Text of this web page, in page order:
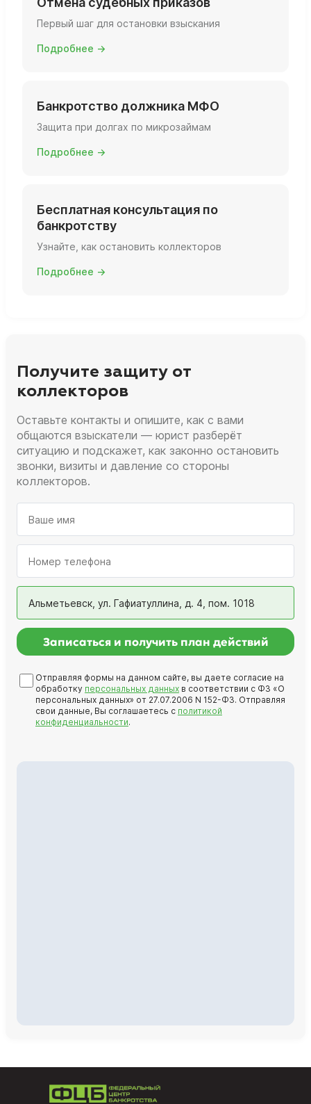
Первый шаг для остановки взыскания
Подробнее →
Банкротство должника МФО
Защита при долгах по микрозаймам
Подробнее →
Бесплатная консультация по
банкротству
Узнайте, как остановить коллекторов
Подробнее →
Получите защиту от
коллекторов
Оставьте контакты и опишите, как с вами
общаются взыскатели — юрист разберёт
ситуацию и подскажет, как законно остановить
звонки, визиты и давление со стороны
коллекторов.
Альметьевск, ул. Гафиатуллина, д. 4, пом. 1018
Записаться и получить план действий
Отправляя формы на данном сайте, вы даете согласие на
обработку персональных данных в соответствии с ФЗ «О
персональных данных» от 27.07.2006 N 152-ФЗ. Отправляя
свои данные, Вы соглашаетесь с политикой
конфиденциальности.